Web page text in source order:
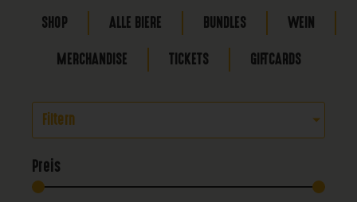
SHOP ALLE BIERE BUNDLES WEIN
MERCHANDISE TICKETS GIFTCARDS
Filtern
Preis